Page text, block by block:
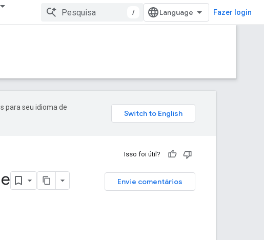
/ Fazer login
para seu idioma de
Isso foi útil?
Envie comentários